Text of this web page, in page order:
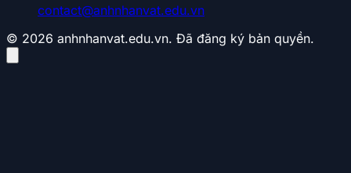
contact@anhnhanvat.edu.vn
© 2026 anhnhanvat.edu.vn. Đã đăng ký bản quyền.